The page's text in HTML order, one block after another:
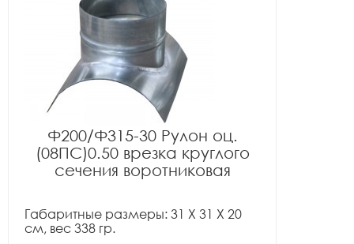
Ф200/Ф315-30 Рулон оц.
(08ПС)0.50 врезка круглого
сечения воротниковая
Габаритные размеры: 31 X 31 X 20
см, вес 338 гр.